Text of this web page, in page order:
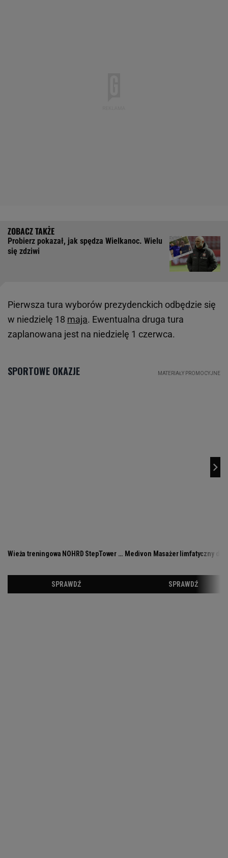
Probierz pokazał, jak spędza Wielkanoc. Wielu
się zdziwi
Pierwsza tura wyborów prezydenckich odbędzie się
w niedzielę 18 maja. Ewentualna druga tura
zaplanowana jest na niedzielę 1 czerwca.